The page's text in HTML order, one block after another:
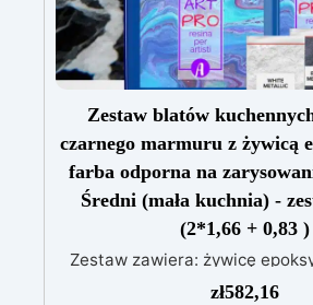
Zestaw blatów
czarnego marmuru z żywicą
farba odporna na
Średni (mała kuchnia) -
(2*1,66 + 0,83 )
Zestaw zawiera: żywicę
pigment Sahara biały pigment
zł582,16